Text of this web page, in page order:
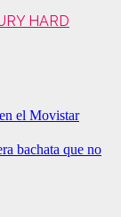
HARD
el Movistar
bachata que no